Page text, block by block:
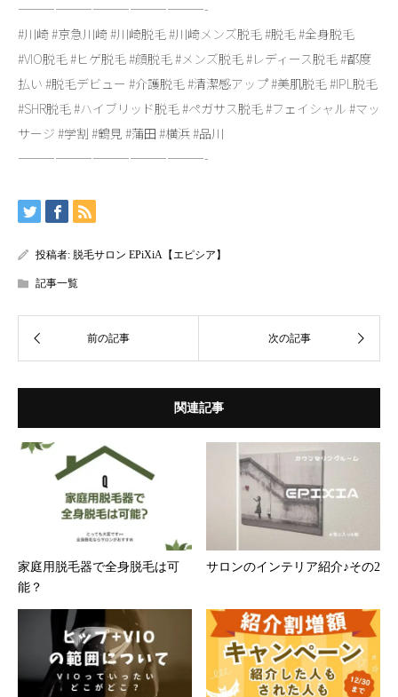
———————————————-
#川崎 #京急川崎 #川崎脱毛 #川崎メンズ脱毛 #脱毛 #全身脱毛
#VIO脱毛 #ヒゲ脱毛 #顔脱毛 #メンズ脱毛 #レディース脱毛 #都度
払い #脱毛デビュー #介護脱毛 #清潔感アップ #美肌脱毛 #IPL脱毛
#SHR脱毛 #ハイブリッド脱毛 #ペガサス脱毛 #フェイシャル #マッ
サージ #学割 #鶴見 #蒲田 #横浜 #品川
———————————————-
投稿者: 脱毛サロン EPiXiA【エピシア】
記事一覧
関連記事
家庭用脱毛器で全身脱毛は可
能？
サロンのインテリア紹介♪その2